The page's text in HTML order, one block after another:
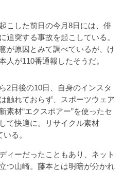
こした前日の今月8日には、俳
追突する事故を起こしている。
が原因とみて調べているが、け
人が110番通報したそうだ。
2日後の10日、自身のインスタ
触れておらず、スポーツウェア
素材“エクスポアー”を使ったセ
て快適に。リサイクル素材
る。
ィーだったこともあり、ネット
つ山崎。藤本とは明暗が分かれ